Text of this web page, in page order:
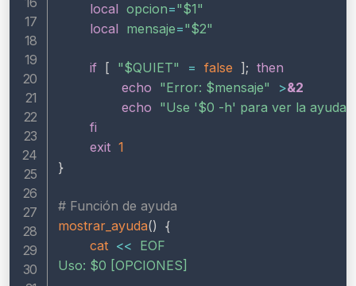
local opcion="$1"
local mensaje="$2"
if [ "$QUIET" = false ] ; then
echo "Error: $mensaje" >&2
echo "Use '$0 -h' para ver la ayuda"
fi
exit 1
}
# Función de ayuda
mostrar_ayuda() {
cat << EOF
Uso: $0 [OPCIONES]